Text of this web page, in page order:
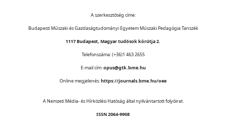
A szerkesztőség címe:
Budapesti Műszaki és Gazdaságtudományi Egyetem Műszaki Pedagógia Tanszék
1117 Budapest, Magyar tudósok körútja 2.
Telefonszáma: (+36)1 463 2655
E-mail cím:opus@gtk.bme.hu
Online megjelenés:https://journals.bme.hu/oee
A Nemzeti Média- és Hírközlési Hatóság által nyilvántartott folyóirat.
ISSN 2064-9908